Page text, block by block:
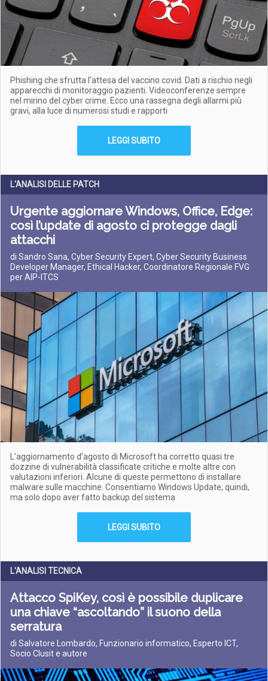
Phishing che sfrutta l'attesa del vaccino covid. Dati a rischio negli
apparecchi di monitoraggio pazienti. Videoconferenze sempre
nel mirino del cyber crime. Ecco una rassegna degli allarmi più
gravi, alla luce di numerosi studi e rapporti
LEGGI SUBITO
L'ANALISI DELLE PATCH
Urgente aggiornare Windows, Office, Edge:
così l’update di agosto ci protegge dagli
attacchi
di Sandro Sana, Cyber Security Expert, Cyber Security Business
Developer Manager, Ethical Hacker, Coordinatore Regionale FVG
per AIP-ITCS
L'aggiornamento d’agosto di Microsoft ha corretto quasi tre
dozzine di vulnerabilità classificate critiche e molte altre con
valutazioni inferiori. Alcune di queste permettono di installare
malware sulle macchine. Consentiamo Windows Update, quindi,
ma solo dopo aver fatto backup del sistema
LEGGI SUBITO
L'ANALISI TECNICA
Attacco SpiKey, così è possibile duplicare
una chiave “ascoltando” il suono della
serratura
di Salvatore Lombardo, Funzionario informatico, Esperto ICT,
Socio Clusit e autore